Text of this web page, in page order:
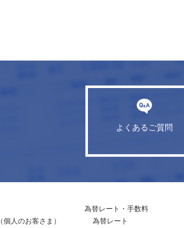
よくあるご質問
（個人のお客さま）
為替レート・手数料
為替レート